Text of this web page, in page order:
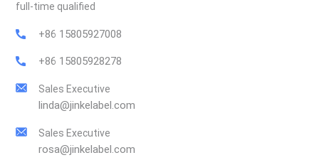
full-time qualified
+86 15805927008
+86 15805928278
Sales Executive
linda@jinkelabel.com
Sales Executive
rosa@jinkelabel.com